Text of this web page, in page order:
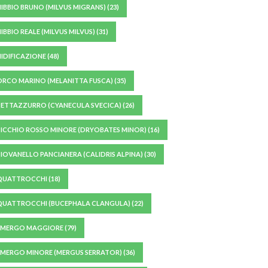
BRUNO (MILVUS MIGRANS) (23)
REALE (MILVUS MILVUS) (31)
(48)
MARINO (MELANITTA FUSCA) (35)
(CYANECULA SVECICA) (26)
ROSSO MINORE (DRYOBATES MINOR) (16)
PANCIANERA (CALIDRIS ALPINA) (30)
(18)
(BUCEPHALA CLANGULA) (22)
MAGGIORE(79)
MINORE (MERGUS SERRATOR) (36)